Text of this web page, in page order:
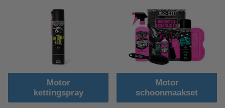
Motor
kettingspray
Motor
schoonmaakset